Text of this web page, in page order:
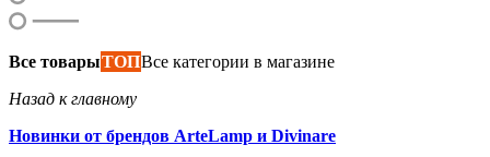
Все товарыТОПВсе категории в магазине
Назад к главному
Новинки от брендов ArteLamp и Divinare